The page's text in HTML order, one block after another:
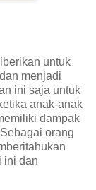
untuk
menjadi
ini saja untuk
anak-anak
dampak
orang
ini dan